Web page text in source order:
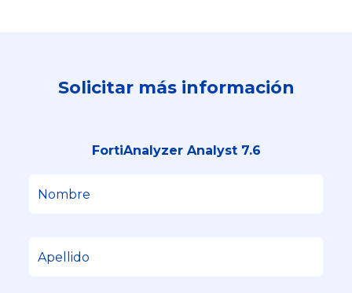
Solicitar más información
FortiAnalyzer Analyst 7.6